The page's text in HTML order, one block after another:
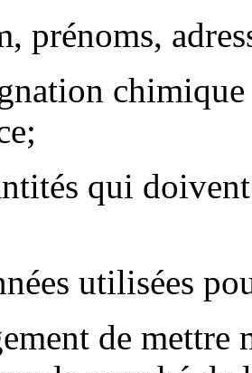
prénoms,
qui
utilisées
de mettre